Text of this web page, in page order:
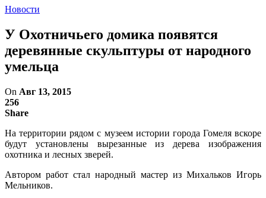
Новости
У Охотничьего домика появятся
деревянные скульптуры от народного
умельца
On Авг 13, 2015
256
Share
На территории рядом с музеем истории города Гомеля вскоре
будут установлены вырезанные из дерева изображения
охотника и лесных зверей.
Автором работ стал народный мастер из Михальков Игорь
Мельников.